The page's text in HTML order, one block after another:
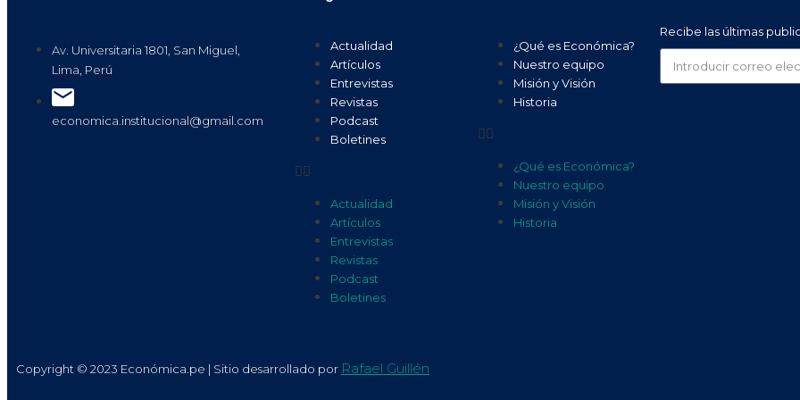
Av. Universitaria 1801, San Miguel,
Lima, Perú
economica.institucional@gmail.com
Actualidad
Artículos
Entrevistas
Revistas
Podcast
Boletines
Actualidad
Artículos
Entrevistas
Revistas
Podcast
Boletines
¿Qué es Económica?
Nuestro equipo
Misión y Visión
Historia
¿Qué es Económica?
Nuestro equipo
Misión y Visión
Historia
Recibe las últimas
Copyright © 2023 Económica.pe | Sitio desarrollado por Rafael Guillén